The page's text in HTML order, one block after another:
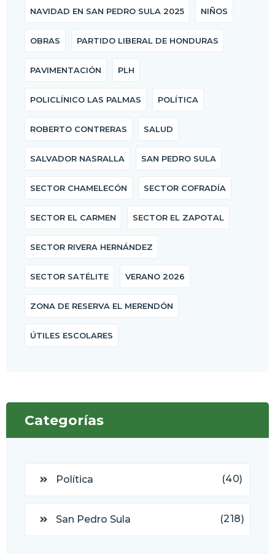
NAVIDAD EN SAN PEDRO SULA 2025 NIÑOS
OBRAS PARTIDO LIBERAL DE HONDURAS
PAVIMENTACIÓN PLH
POLICLÍNICO LAS PALMAS POLÍTICA
ROBERTO CONTRERAS SALUD
SALVADOR NASRALLA SAN PEDRO SULA
SECTOR CHAMELECÓN SECTOR COFRADÍA
SECTOR EL CARMEN SECTOR EL ZAPOTAL
SECTOR RIVERA HERNÁNDEZ
SECTOR SATÉLITE VERANO 2026
ZONA DE RESERVA EL MERENDÓN
ÚTILES ESCOLARES
Categorías
Política (40)
San Pedro Sula (218)